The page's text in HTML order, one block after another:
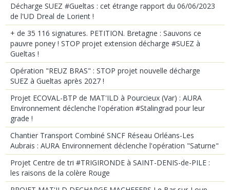
Décharge SUEZ #Gueltas : cet étrange rapport du 06/06/2023
de l'UD Dreal de Lorient !
+ de 35 116 signatures. PETITION. Bretagne : Sauvons ce
pauvre poney ! STOP projet extension décharge #SUEZ à
Gueltas !
Opération "REUZ BRAS" : STOP projet nouvelle décharge
SUEZ à Gueltas après 2027 !
Projet ECOVAL-BTP de MAT'ILD à Pourcieux (Var) : AURA
Environnement déclenche l'opération #Stalingrad pour leur
grade !
Chantier Transport Combiné SNCF Réseau Orléans-Les
Aubrais : AURA Environnement déclenche l'opération "Saturne"
Projet Centre de tri #TRIGIRONDE à SAINT-DENIS-de-PILE :
les raisons de la colère Rouge